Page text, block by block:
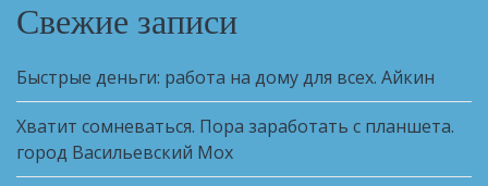
Свежие записи
Быстрые деньги: работа на дому для всех. Айкин
Хватит сомневаться. Пора заработать с планшета.
город Васильевский Мох